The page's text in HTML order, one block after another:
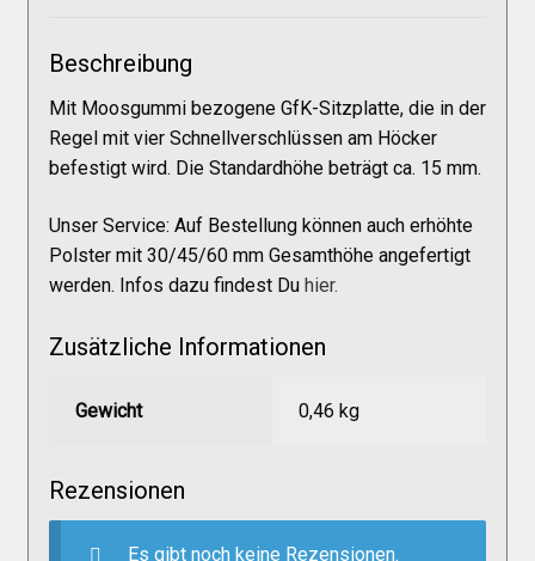
Kasse
Mein Konto
Versandkosten
Beschreibung
Mit Moosgummi bezogene GfK-Sitzplatte, die in der
Regel mit vier Schnellverschlüssen am Höcker
befestigt wird. Die Standardhöhe beträgt ca. 15 mm.
Unser Service: Auf Bestellung können auch erhöhte
Polster mit 30/45/60 mm Gesamthöhe angefertigt
werden. Infos dazu findest Du hier.
Zusätzliche Informationen
Gewicht 0,46 kg
Rezensionen
Es gibt noch keine Rezensionen.